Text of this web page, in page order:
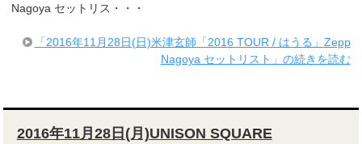
Nagoya セットリス・・・
「2016年11月28日(日)米津玄師「2016 TOUR / はうる」Zepp
Nagoya セットリスト」の続きを読む
2016年11月28日(月)UNISON SQUARE